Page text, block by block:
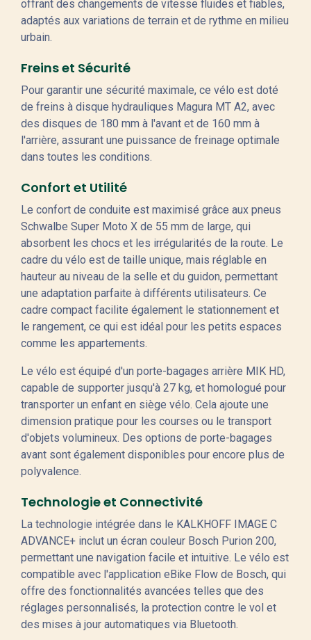
offrant des changements de vitesse fluides et fiables,
adaptés aux variations de terrain et de rythme en milieu
urbain.
Freins et Sécurité
Pour garantir une sécurité maximale, ce vélo est doté
de freins à disque hydrauliques Magura MT A2, avec
des disques de 180 mm à l'avant et de 160 mm à
l'arrière, assurant une puissance de freinage optimale
dans toutes les conditions.
Confort et Utilité
Le confort de conduite est maximisé grâce aux pneus
Schwalbe Super Moto X de 55 mm de large, qui
absorbent les chocs et les irrégularités de la route. Le
cadre du vélo est de taille unique, mais réglable en
hauteur au niveau de la selle et du guidon, permettant
une adaptation parfaite à différents utilisateurs. Ce
cadre compact facilite également le stationnement et
le rangement, ce qui est idéal pour les petits espaces
comme les appartements.
Le vélo est équipé d'un porte-bagages arrière MIK HD,
capable de supporter jusqu'à 27 kg, et homologué pour
transporter un enfant en siège vélo. Cela ajoute une
dimension pratique pour les courses ou le transport
d'objets volumineux. Des options de porte-bagages
avant sont également disponibles pour encore plus de
polyvalence.
Technologie et Connectivité
La technologie intégrée dans le KALKHOFF IMAGE C
ADVANCE+ inclut un écran couleur Bosch Purion 200,
permettant une navigation facile et intuitive. Le vélo est
compatible avec l'application eBike Flow de Bosch, qui
offre des fonctionnalités avancées telles que des
réglages personnalisés, la protection contre le vol et
des mises à jour automatiques via Bluetooth.